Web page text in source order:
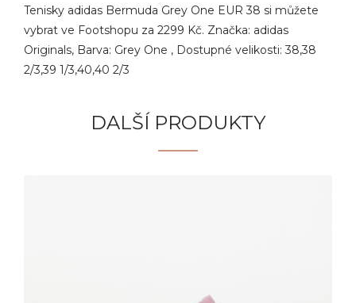
Tenisky adidas Bermuda Grey One EUR 38 si můžete
vybrat ve Footshopu za 2299 Kč. Značka: adidas
Originals, Barva: Grey One , Dostupné velikosti: 38,38
2/3,39 1/3,40,40 2/3
DALŠÍ PRODUKTY